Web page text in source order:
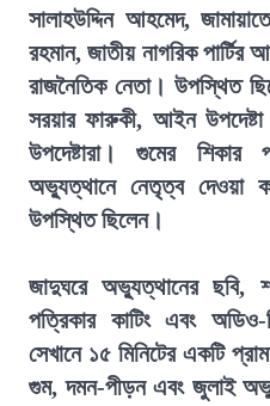
সালাহউদ্দিন আহমেদ,
রহমান, জাতীয় নাগরিক পার্টির
রাজনৈতিক নেতা। উপস্থিত
সরয়ার ফারুকী, আইন
উপদেষ্টারা। গুমের শিকার
অভ্যুত্থানে নেতৃত্ব দেওয়া
উপস্থিত ছিলেন।
জাদুঘরে অভ্যুত্থানের ছবি,
পত্রিকার কাটিং এবং
সেখানে ১৫ মিনিটের একটি
গুম, দমন-পীড়ন এবং জুলাই